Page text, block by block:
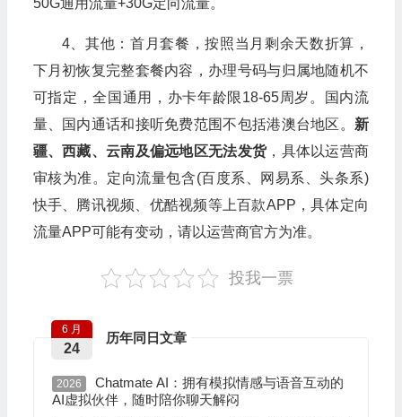
4、其他：首月套餐，按照当月剩余天数折算，
下月初恢复完整套餐内容，办理号码与归属地随机不
可指定，全国通用，办卡年龄限18-65周岁。国内流
量、国内通话和接听免费范围不包括港澳台地区。 新
疆、西藏、云南及偏远地区无法发货，具体以运营商
审核为准。定向流量包含(百度系、网易系、头条系)
快手、腾讯视频、优酷视频等上百款APP，具体定向
流量APP可能有变动，请以运营商官方为准。
投我一票
历年同日文章
6 月
24
2026
Chatmate AI：拥有模拟情感与语音互动的
AI虚拟伙伴，随时陪你聊天解闷